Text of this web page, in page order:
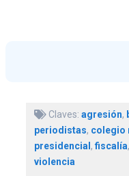
Claves: agresión,
periodistas, colegio
presidencial, fiscalía,
violencia